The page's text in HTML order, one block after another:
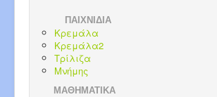
ΠΑΙΧΝΙΔΙΑ
Κρεμάλα
Κρεμάλα2
Τρίλιζα
Μνήμης
ΜΑΘΗΜΑΤΙΚΑ